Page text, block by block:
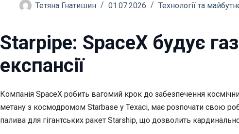
Тетяна Гнатишин 01.07.2026 Технології та
Starpipe: SpaceX будує
експансії
Компанія SpaceX робить вагомий крок до забезпечення
метану з космодромом Starbase у Техасі, має розпочати свою
палива для гігантських ракет Starship, що дозволить